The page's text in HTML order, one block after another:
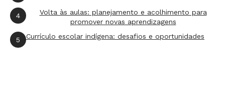
4
Volta às aulas: planejamento e acolhimento para
promover novas aprendizagens
5 Currículo escolar indígena: desafios e oportunidades